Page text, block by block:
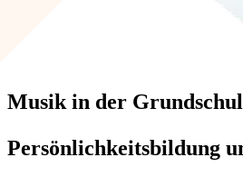
Musik in der
Persönlichkeitsbildung